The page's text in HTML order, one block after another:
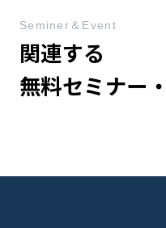
関連する
無料セミナー
Seminer＆Event